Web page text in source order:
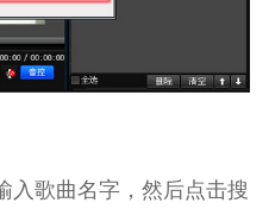
入歌曲名字，然后点击搜